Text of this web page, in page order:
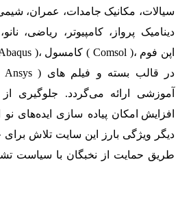
سیالات، مکانیک جامدات، عمران،
دینامیک پرواز، کامپیوتر، ریاضی،
آموزشی ارائه می‌گردد. جلوگیری
افزایش امکان پیاده سازی ایده‌های
دیگر ویژگی بارز این سایت تلاش
طریق حمایت از نخبگان با سیاست